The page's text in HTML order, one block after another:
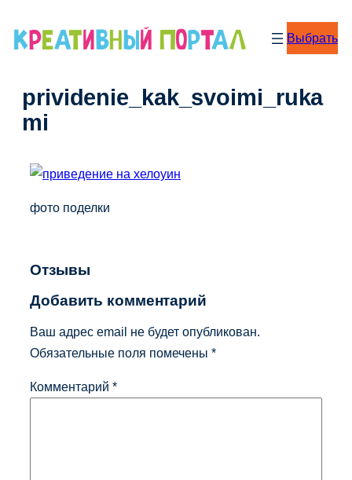
Выбрать
prividenie_kak_svoimi_ruka
mi
фото поделки
Отзывы
Добавить комментарий
Ваш адрес email не будет опубликован.
Обязательные поля помечены *
Комментарий *